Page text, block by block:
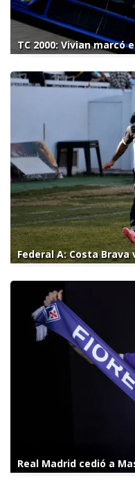
TC 2000: Vivian marcó
Federal A: Costa
Real Madrid cedió a